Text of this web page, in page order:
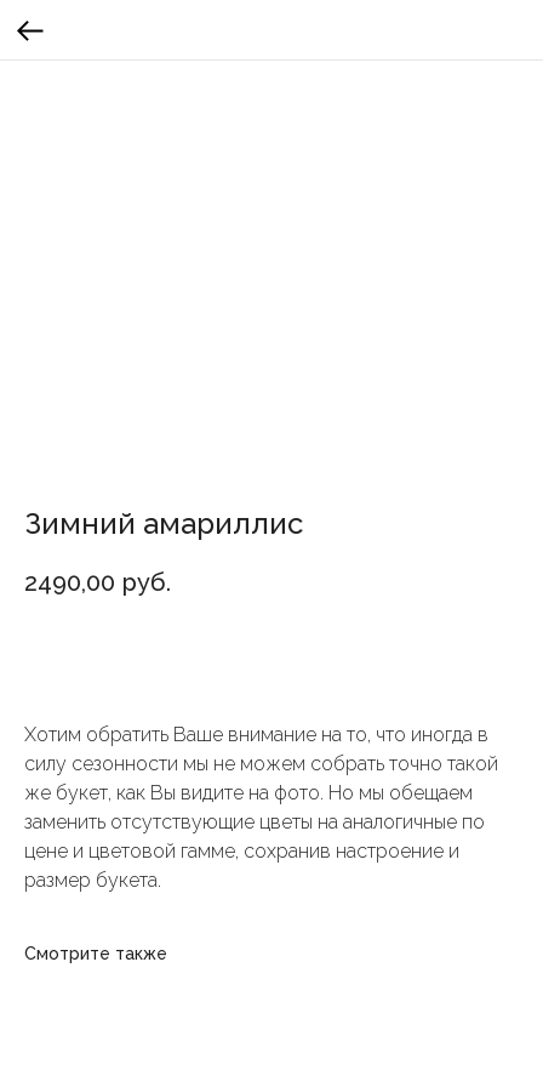
Зимний амариллис
2490,00 руб.
Хотим обратить Ваше внимание на то, что иногда в
силу сезонности мы не можем собрать точно такой
же букет, как Вы видите на фото. Но мы обещаем
заменить отсутствующие цветы на аналогичные по
цене и цветовой гамме, сохранив настроение и
размер букета.
Смотрите также